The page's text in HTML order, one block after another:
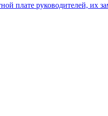
плате руководителей,